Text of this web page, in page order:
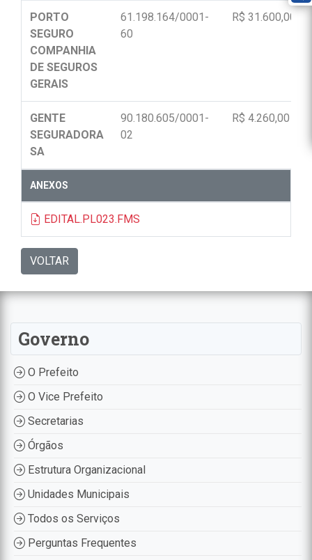
PORTO
SEGURO
COMPANHIA
DE SEGUROS
GERAIS
61.198.164/0001-
60
R$ 31.600,00
GENTE
SEGURADORA
SA
90.180.605/0001-
02
R$ 4.260,00
ANEXOS
EDITAL.PL023.FMS
VOLTAR
Governo
O Prefeito
O Vice Prefeito
Secretarias
Órgãos
Estrutura Organizacional
Unidades Municipais
Todos os Serviços
Perguntas Frequentes